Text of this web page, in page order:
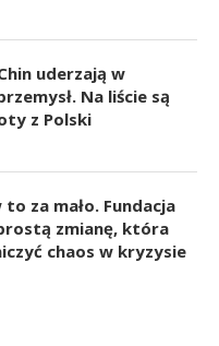
uderzają w
Na liście są
z Polski
za mało. Fundacja
zmianę, która
chaos w kryzysie